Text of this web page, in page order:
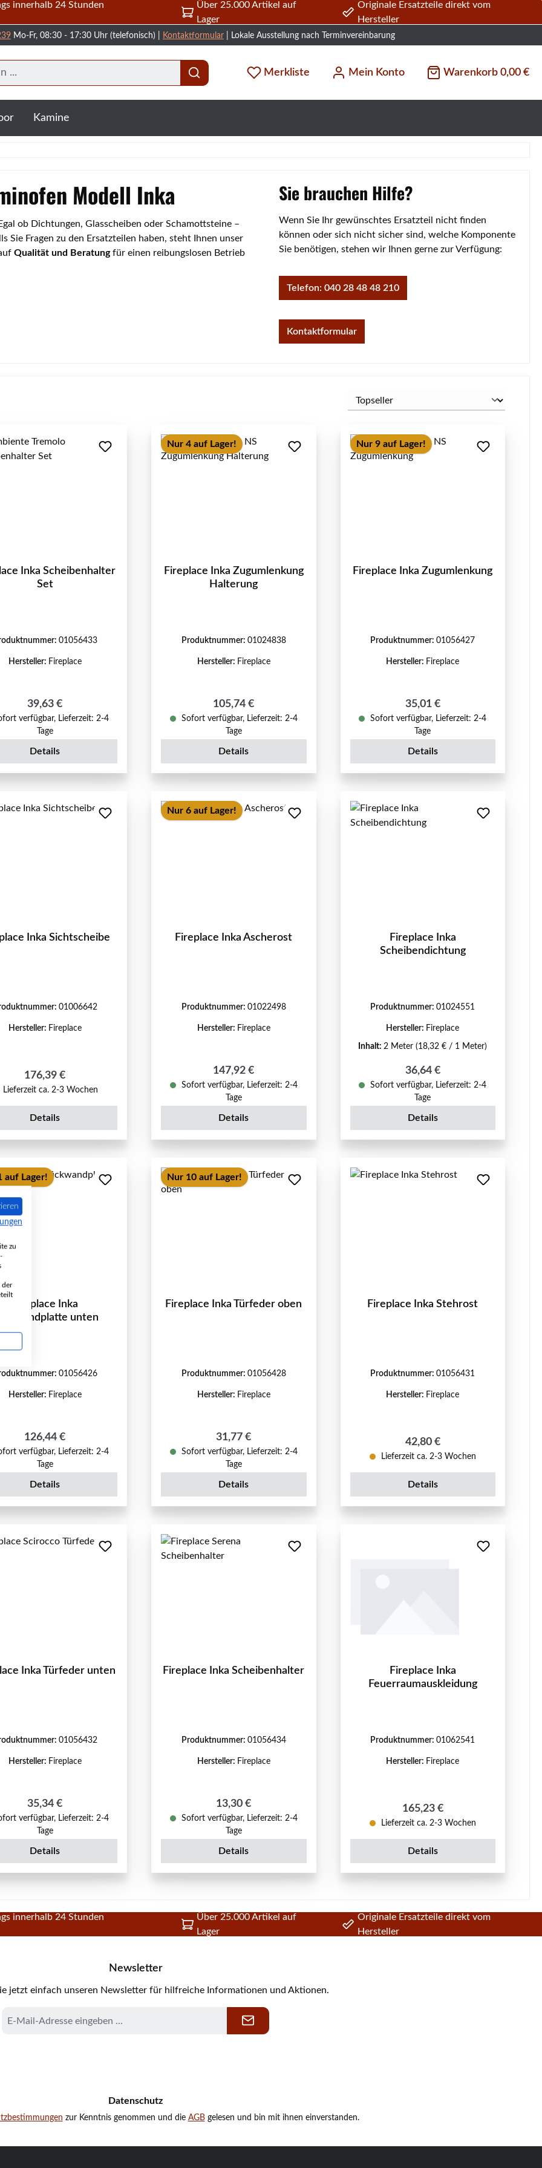
innerhalb 24 Stunden
Über 25.000 Artikel auf
Lager
Originale Ersatzteile direkt vom
Hersteller
Mo-Fr, 08:30 - 17:30 Uhr (telefonisch) | Kontaktformular | Lokale Ausstellung nach Terminvereinbarung
Merkliste Mein Konto Warenkorb 0,00 €
Kamine
Modell Inka
ob Dichtungen, Glasscheiben oder Schamottsteine –
Sie Fragen zu den Ersatzteilen haben, steht Ihnen unser
Qualität und Beratungfür einen reibungslosen Betrieb
Sie brauchen Hilfe?
Wenn Sie Ihr gewünschtes Ersatzteil nicht finden
können oder sich nicht sicher sind, welche Komponente
Sie benötigen, stehen wir Ihnen gerne zur Verfügung:
Telefon: 040 28 48 48 210
Kontaktformular
Scheibenhalter
Set
01056433
Hersteller: Fireplace
Regulärer Preis:
39,63 €
verfügbar, Lieferzeit: 2-4
Tage
Details
Nur 4 auf Lager!
Fireplace Inka Zugumlenkung
Halterung
Produktnummer: 01024838
Hersteller: Fireplace
Regulärer Preis:
105,74 €
Sofort verfügbar, Lieferzeit: 2-4
Tage
Details
Nur 9 auf Lager!
Fireplace Inka Zugumlenkung
Produktnummer:01056427
Hersteller: Fireplace
Regulärer Preis:
35,01 €
Sofort verfügbar, Lieferzeit: 2-4
Tage
Details
Inka Sichtscheibe
01006642
Hersteller: Fireplace
Regulärer Preis:
176,39 €
Lieferzeit ca. 2-3 Wochen
Details
Nur 6 auf Lager!
Fireplace Inka Ascherost
Produktnummer: 01022498
Hersteller: Fireplace
Regulärer Preis:
147,92 €
Sofort verfügbar, Lieferzeit: 2-4
Tage
Details
Fireplace Inka
Scheibendichtung
Produktnummer:01024551
Hersteller: Fireplace
Inhalt:2 Meter(18,32 € / 1 Meter)
Regulärer Preis:
36,64 €
Sofort verfügbar, Lieferzeit: 2-4
Tage
Details
auf Lager!
Fireplace Inka
unten
01056426
Hersteller: Fireplace
Regulärer Preis:
126,44 €
verfügbar, Lieferzeit: 2-4
Tage
Details
Nur 10 auf Lager!
Fireplace Inka Türfeder oben
Produktnummer: 01056428
Hersteller: Fireplace
Regulärer Preis:
31,77 €
Sofort verfügbar, Lieferzeit: 2-4
Tage
Details
Fireplace Inka Stehrost
Produktnummer:01056431
Hersteller: Fireplace
Regulärer Preis:
42,80 €
Lieferzeit ca. 2-3 Wochen
Details
Inka Türfeder unten
01056432
Hersteller: Fireplace
Regulärer Preis:
35,34 €
verfügbar, Lieferzeit: 2-4
Tage
Details
Fireplace Inka Scheibenhalter
Produktnummer: 01056434
Hersteller: Fireplace
Regulärer Preis:
13,30 €
Sofort verfügbar, Lieferzeit: 2-4
Tage
Details
Fireplace Inka
Feuerraumauskleidung
Produktnummer:01062541
Hersteller: Fireplace
Regulärer Preis:
165,23 €
Lieferzeit ca. 2-3 Wochen
Details
innerhalb 24 Stunden
Über 25.000 Artikel auf
Lager
Originale Ersatzteile direkt vom
Hersteller
Newsletter
jetzt einfach unseren Newsletter für hilfreiche Informationen und Aktionen.
Mail-
Datenschutz
zur Kenntnis genommen und die AGBgelesen und bin mit ihnen einverstanden.
zu
der